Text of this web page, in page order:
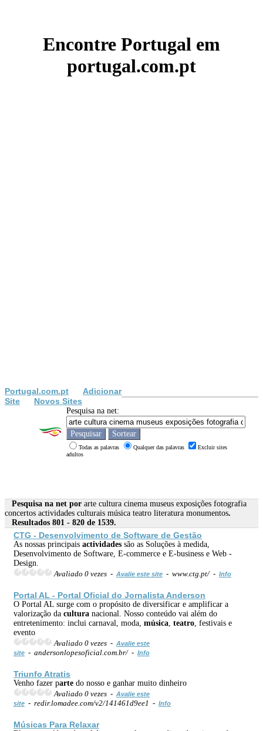
Encontre Portugal em
portugal.com.pt
Portugal.com.pt
Adicionar
Site
Novos Sites
Pesquisa na net:
Todas as palavras Qualquer das palavras
Excluir sites
adultos
Pesquisa na net por arte cultura cinema museus exposições fotografia
concertos actividades culturais música teatro literatura monumentos.
Resultados 801 - 820 de 1539.
CTG - Desenvolvimento de Software de Gestão
As nossas principais actividades são as Soluções à medida,
Desenvolvimento de Software, E-commerce e E-business e Web -
Design.
Avaliado 0 vezes - Avalie este site - www.ctg.pt/ - Info
Portal AL - Portal Oficial do Jornalista Anderson
O Portal AL surge com o propósito de diversificar e amplificar a
valorização da cultura nacional. Nosso conteúdo vai além do
entretenimento: inclui carnaval, moda, música teatro , festivais e
evento
Avaliado 0 vezes - Avalie este
site - andersonlopesoficial.com.br/ - Info
Triunfo Atratis
Venho fazer parte do nosso e ganhar muito dinheiro
Avaliado 0 vezes - Avalie este
site - redir.lomadee.com/v2/141461d9ee1 - Info
Músicas Para Relaxar